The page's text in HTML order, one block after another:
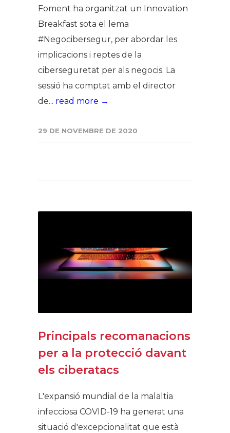
Foment ha organitzat un Innovation
Breakfast sota el lema
#Negocibersegur, per abordar les
implicacions i reptes de la
ciberseguretat per als negocis. La
sessió ha comptat amb el director
de... read more →
29 DE NOVEMBRE DE 2020
Principals recomanacions
per a la protecció davant
els ciberatacs
L'expansió mundial de la malaltia
infecciosa COVID-19 ha generat una
situació d'excepcionalitat que està